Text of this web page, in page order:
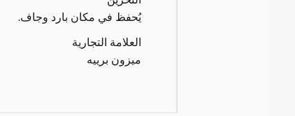
يُحفظ في مكان بارد وجاف.
العلامة التجارية
ميزون برييه